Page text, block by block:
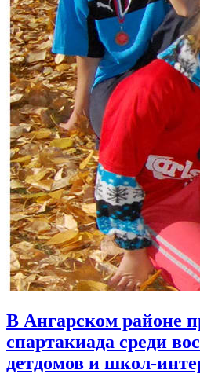
В Ангарском районе
спартакиада среди
детдомов и школ-